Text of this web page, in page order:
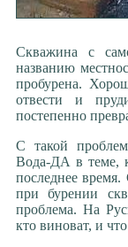
Скважина с
названию
пробурена.
отвести и
постепенно
С такой
Вода-ДА в теме,
последнее
при бурении
проблема. На
кто виноват, и